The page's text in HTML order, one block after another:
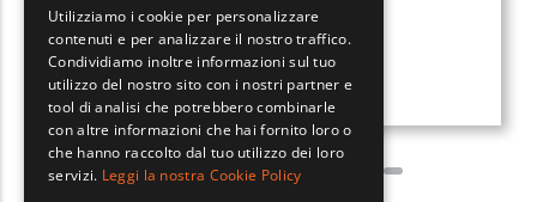
Utilizziamo i cookie per personalizzare
contenuti e per analizzare il nostro traffico.
Condividiamo inoltre informazioni sul tuo
utilizzo del nostro sito con i nostri partner e
tool di analisi che potrebbero combinarle
con altre informazioni che hai fornito loro o
che hanno raccolto dal tuo utilizzo dei loro
servizi. Leggi la nostra Cookie Policy